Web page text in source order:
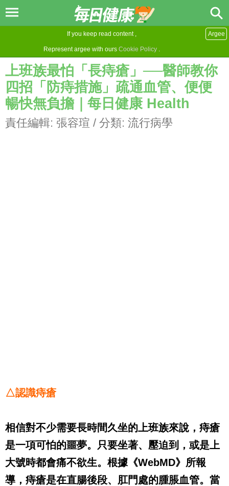
If you keep read content ,
Represent argee with ours Cookie Policy .
Argee
上班族最怕「長痔瘡」──醫師教你
四招「防痔措施」疏通血管、便便
暢快無負擔｜每日健康 Health
責任編輯: 張容瑄 / 分類: 流行病學
△認識痔瘡
相信對不少需要長時間久坐的上班族來說，痔瘡
是一項可怕的噩夢。只要坐著、壓迫到，或是上
大號時都會痛不欲生。根據《WebMD》所報
導，痔瘡是在直腸後段、肛門處的腫脹血管。當